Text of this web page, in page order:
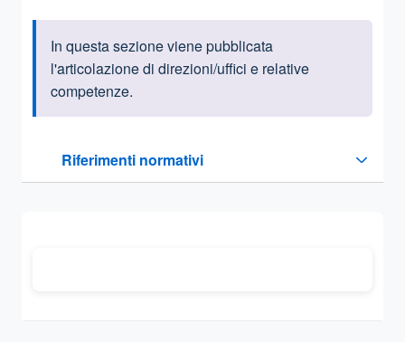
Informazioni introduttive
In questa sezione viene pubblicata
l'articolazione di direzioni/uffici e relative
competenze.
Riferimenti normativi
Sezione compressa